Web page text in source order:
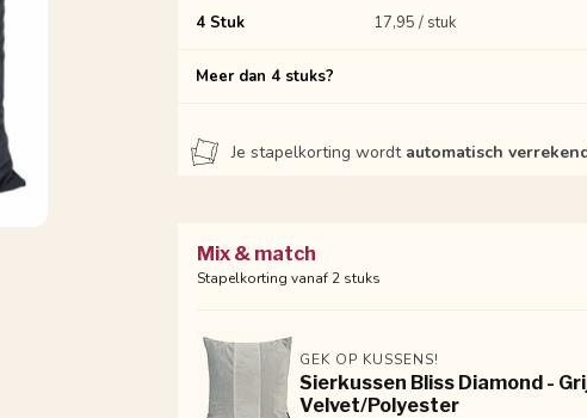
4 Stuk 17,95 / stuk
Meer dan 4 stuks?
Je stapelkorting wordt automatisch
Mix & match
Stapelkorting vanaf 2 stuks
GEK OP KUSSENS!
Sierkussen Bliss Diamond -
Velvet/Polyester